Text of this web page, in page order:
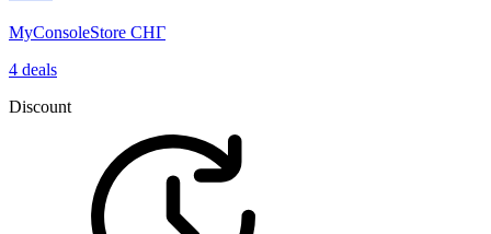
MyConsoleStore СНГ
4 deals
Discount